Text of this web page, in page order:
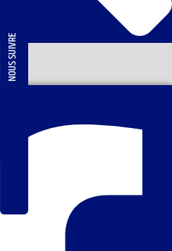
NOUS SUIVRE